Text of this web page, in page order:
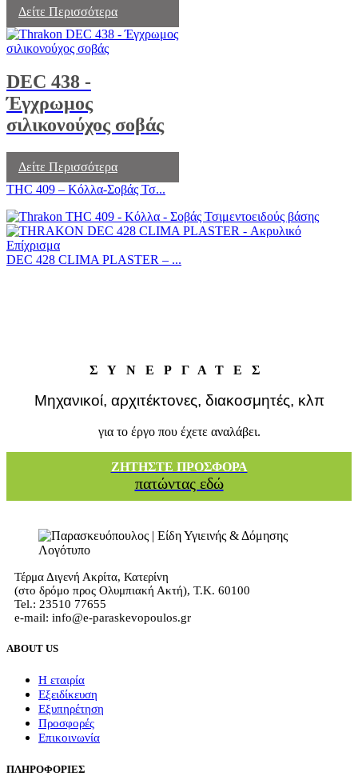
Δείτε Περισσότερα
DEC 438 -
Έγχρωμος
σιλικονούχος σοβάς
Δείτε Περισσότερα
THC 409 – Κόλλα-Σοβάς Τσ...
DEC 428 CLIMA PLASTER – ...
ΣΥΝΕΡΓΑΤΕΣ
Μηχανικοί, αρχιτέκτονες, διακοσμητές, κλπ
για το έργο που έχετε αναλάβει.
ΖΗΤΗΣΤΕ ΠΡΟΣΦΟΡΑ
πατώντας εδώ
Τέρμα Διγενή Ακρίτα, Κατερίνη
(στο δρόμο προς Ολυμπιακή Ακτή), Τ.Κ. 60100
Tel.: 23510 77655
e-mail: info@e-paraskevopoulos.gr
ABOUT US
Η εταιρία
Εξειδίκευση
Εξυπηρέτηση
Προσφορές
Επικοινωνία
ΠΛΗΡΟΦΟΡΙΕΣ